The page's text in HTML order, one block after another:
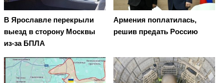
В Ярославле перекрыли
выезд в сторону Москвы
из-за БПЛА
Армения поплатилась,
решив предать Россию